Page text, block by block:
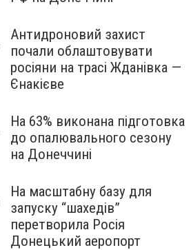
Антидроновий захист
почали облаштовувати
росіяни на трасі Жданівка —
Єнакієве
На 63% виконана підготовка
до опалювального сезону
на Донеччині
На масштабну базу для
запуску “шахедів”
перетворила Росія
Донецький аеропорт